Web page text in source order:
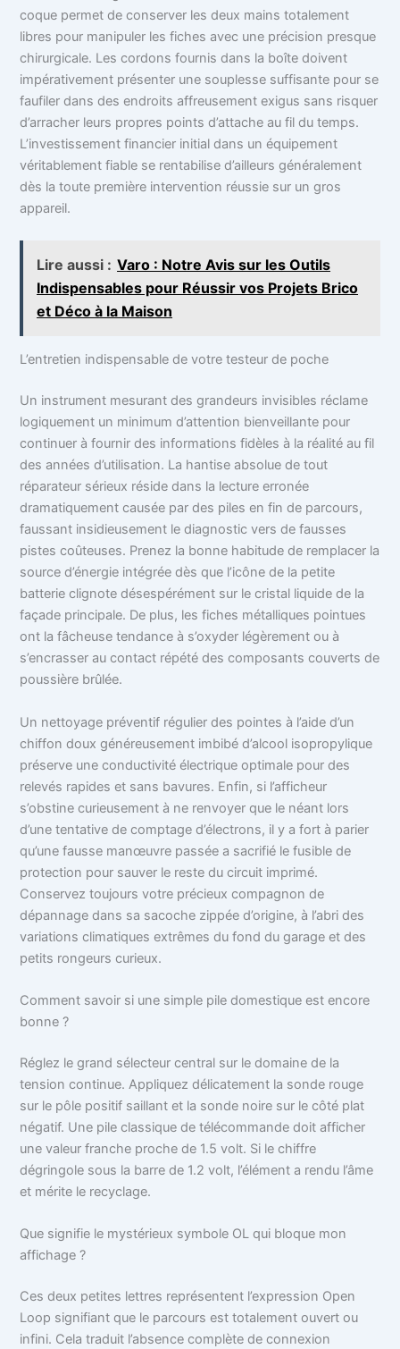
coque permet de conserver les deux mains totalement
libres pour manipuler les fiches avec une précision presque
chirurgicale. Les cordons fournis dans la boîte doivent
impérativement présenter une souplesse suffisante pour se
faufiler dans des endroits affreusement exigus sans risquer
d’arracher leurs propres points d’attache au fil du temps.
L’investissement financier initial dans un équipement
véritablement fiable se rentabilise d’ailleurs généralement
dès la toute première intervention réussie sur un gros
appareil.
Lire aussi : Varo : Notre Avis sur les Outils
Indispensables pour Réussir vos Projets Brico
et Déco à la Maison
L’entretien indispensable de votre testeur de poche
Un instrument mesurant des grandeurs invisibles réclame
logiquement un minimum d’attention bienveillante pour
continuer à fournir des informations fidèles à la réalité au fil
des années d’utilisation. La hantise absolue de tout
réparateur sérieux réside dans la lecture erronée
dramatiquement causée par des piles en fin de parcours,
faussant insidieusement le diagnostic vers de fausses
pistes coûteuses. Prenez la bonne habitude de remplacer la
source d’énergie intégrée dès que l’icône de la petite
batterie clignote désespérément sur le cristal liquide de la
façade principale. De plus, les fiches métalliques pointues
ont la fâcheuse tendance à s’oxyder légèrement ou à
s’encrasser au contact répété des composants couverts de
poussière brûlée.
Un nettoyage préventif régulier des pointes à l’aide d’un
chiffon doux généreusement imbibé d’alcool isopropylique
préserve une conductivité électrique optimale pour des
relevés rapides et sans bavures. Enfin, si l’afficheur
s’obstine curieusement à ne renvoyer que le néant lors
d’une tentative de comptage d’électrons, il y a fort à parier
qu’une fausse manœuvre passée a sacrifié le fusible de
protection pour sauver le reste du circuit imprimé.
Conservez toujours votre précieux compagnon de
dépannage dans sa sacoche zippée d’origine, à l’abri des
variations climatiques extrêmes du fond du garage et des
petits rongeurs curieux.
Comment savoir si une simple pile domestique est encore
bonne ?
Réglez le grand sélecteur central sur le domaine de la
tension continue. Appliquez délicatement la sonde rouge
sur le pôle positif saillant et la sonde noire sur le côté plat
négatif. Une pile classique de télécommande doit afficher
une valeur franche proche de 1.5 volt. Si le chiffre
dégringole sous la barre de 1.2 volt, l’élément a rendu l’âme
et mérite le recyclage.
Que signifie le mystérieux symbole OL qui bloque mon
affichage ?
Ces deux petites lettres représentent l’expression Open
Loop signifiant que le parcours est totalement ouvert ou
infini. Cela traduit l’absence complète de connexion